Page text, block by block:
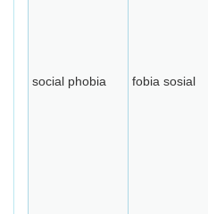
social phobia fobia sosial